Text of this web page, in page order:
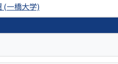
(一橋大学)